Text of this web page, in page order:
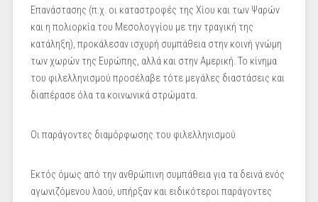
Επανάστασης (π.χ. οι καταστροφές της Χίου και των Ψαρών
και η πολιορκία του Μεσολογγίου με την τραγική της
κατάληξη), προκάλεσαν ισχυρή συμπάθεια στην κοινή γνώμη
των χωρών της Ευρώπης, αλλά και στην Αμερική. Το κίνημα
του φιλελληνισμού προσέλαβε τότε μεγάλες διαστάσεις και
διαπέρασε όλα τα κοινωνικά στρώματα.
Οι παράγοντες διαμόρφωσης του φιλελληνισμού
Εκτός όμως από την ανθρώπινη συμπάθεια για τα δεινά ενός
αγωνιζόμενου λαού, υπήρξαν και ειδικότεροι παράγοντες